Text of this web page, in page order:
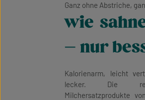
Ganz ohne Abstriche,
wie
– nur
Kalorienarm, leicht
lecker. Die
Milchersatzprodukte